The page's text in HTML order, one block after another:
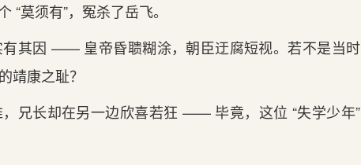
“莫须有”，冤杀了岳飞。
其因 —— 皇帝昏聩糊涂，朝臣迂腐短视。若不是当时
靖康之耻？
兄长却在另一边欣喜若狂 —— 毕竟，这位 “失学少年”